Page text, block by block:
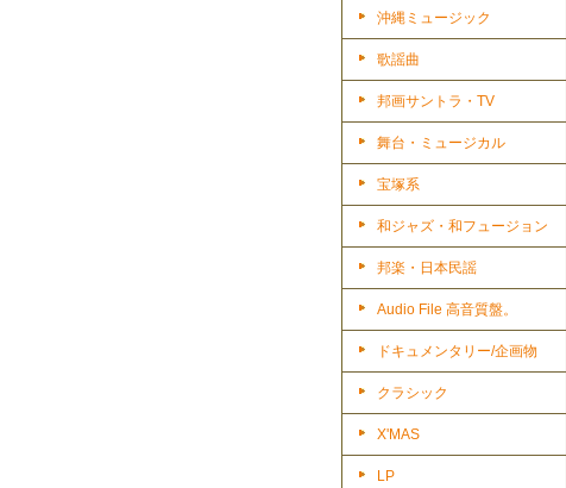
沖縄ミュージック
歌謡曲
邦画サントラ・TV
舞台・ミュージカル
宝塚系
和ジャズ・和フュージョン
邦楽・日本民謡
Audio File 高音質盤。
ドキュメンタリー/企画物
クラシック
X'MAS
LP